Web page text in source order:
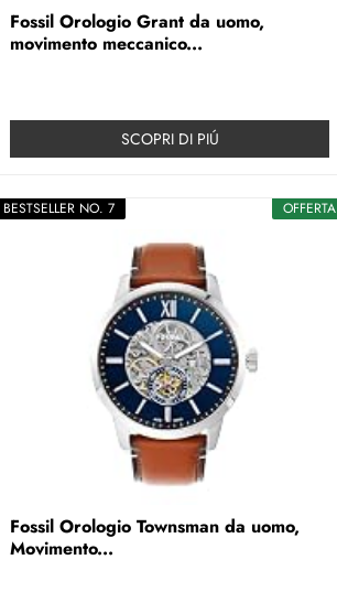
Fossil Orologio Grant da uomo,
movimento meccanico...
SCOPRI DI PIÚ
OFFERTA
BESTSELLER NO. 7
Fossil Orologio Townsman da uomo,
Movimento...